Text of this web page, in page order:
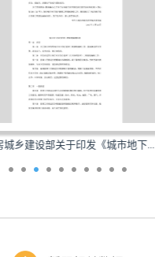
城乡建设部关于印发《城市地下...